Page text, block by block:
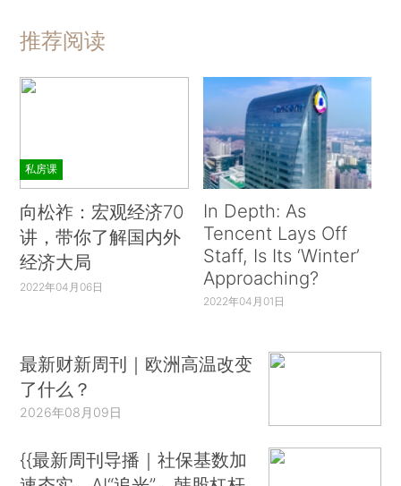
推荐阅读
私房课
向松祚：宏观经济70
讲，带你了解国内外
经济大局
2022年04月06日
In Depth: As
Tencent Lays Off
Staff, Is Its ‘Winter’
Approaching?
2022年04月01日
最新财新周刊｜欧洲高温改变
了什么？
2026年08月09日
{{最新周刊导播｜社保基数加